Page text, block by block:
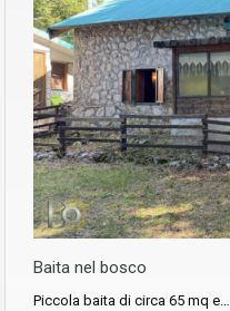
Baita nel bosco
Piccola baita di circa 65 mq e…